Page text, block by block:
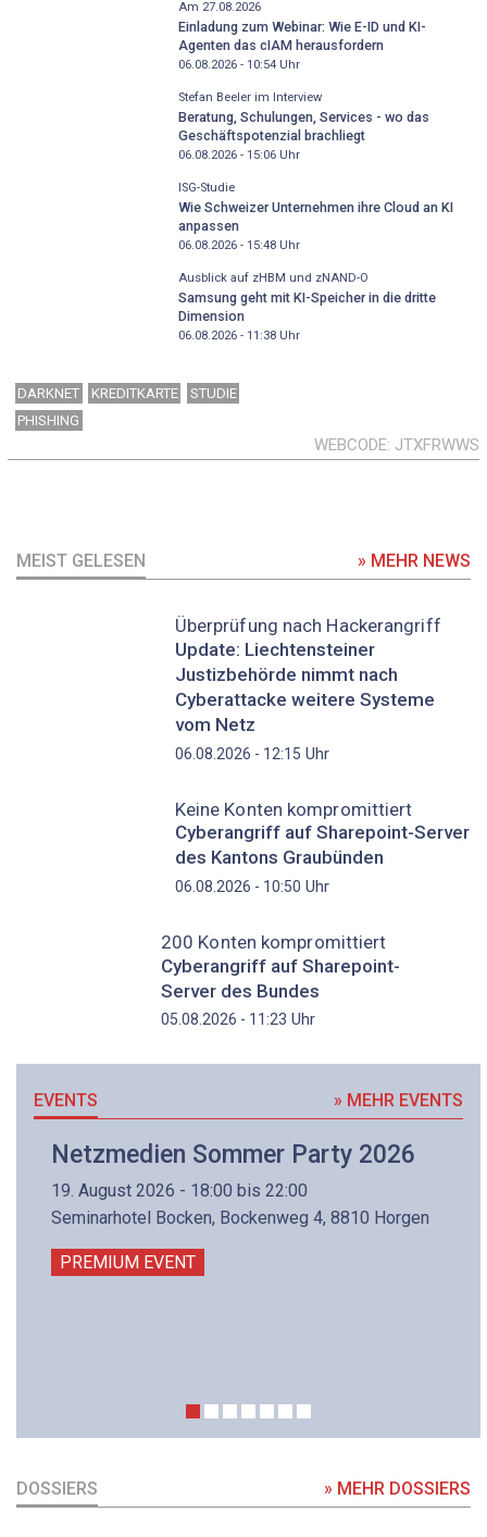
Am 27.08.2026
Einladung zum Webinar: Wie E-ID und KI-
Agenten das cIAM herausfordern
06.08.2026 - 10:54Uhr
Stefan Beeler im Interview
Beratung, Schulungen, Services - wo das
Geschäftspotenzial brachliegt
06.08.2026 - 15:06Uhr
ISG-Studie
Wie Schweizer Unternehmen ihre Cloud an KI
anpassen
06.08.2026 - 15:48Uhr
Ausblick auf zHBM und zNAND-O
Samsung geht mit KI-Speicher in die dritte
Dimension
06.08.2026 - 11:38Uhr
DARKNET KREDITKARTE
STUDIE
PHISHING
WEBCODE JTXFRWWS
MEIST GELESEN » MEHR NEWS
Überprüfung nach Hackerangriff
Update: Liechtensteiner
Justizbehörde nimmt nach
Cyberattacke weitere Systeme
vom Netz
06.08.2026 - 12:15 Uhr
Keine Konten kompromittiert
Cyberangriff auf Sharepoint-Server
des Kantons Graubünden
06.08.2026 - 10:50 Uhr
200 Konten kompromittiert
Cyberangriff auf Sharepoint-
Server des Bundes
05.08.2026 - 11:23 Uhr
EVENTS » MEHR EVENTS
Netzmedien Sommer Party 2026
19. August 2026 - 18:00 bis 22:00
Seminarhotel Bocken, Bockenweg 4, 8810 Horgen
PREMIUM EVENT
DOSSIERS » MEHR DOSSIERS